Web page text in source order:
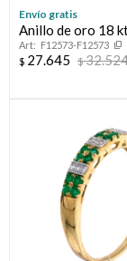
Envío gratis
Anillo de oro 18
F12573-F12573
$ 27.645 $